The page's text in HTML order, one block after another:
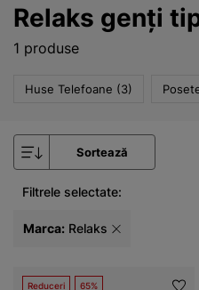
Relaks genți
1 produse
Huse Telefoane (3)
Sortează
Filtrele selectate:
Marca: Relaks
Reduceri 65%